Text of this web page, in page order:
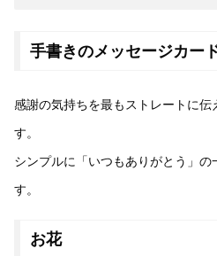
手書きのメッセージカー
感謝の気持ちを最もストレートに
す。
シンプルに「いつもありがとう」の
す。
お花